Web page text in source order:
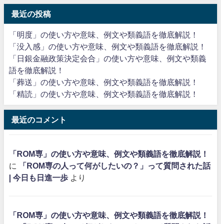
最近の投稿
「明度」の使い方や意味、例文や類義語を徹底解説！
「没入感」の使い方や意味、例文や類義語を徹底解説！
「日銀金融政策決定会合」の使い方や意味、例文や類義
語を徹底解説！
「葬送」の使い方や意味、例文や類義語を徹底解説！
「精読」の使い方や意味、例文や類義語を徹底解説！
最近のコメント
「ROM専」の使い方や意味、例文や類義語を徹底解説！
に
「ROM専の人って何がしたいの？」って質問された話
| 今日も日進一歩 より
「ROM専」の使い方や意味、例文や類義語を徹底解説！